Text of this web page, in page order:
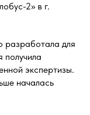
2» в г.
разработала для
получила
экспертизы.
началась